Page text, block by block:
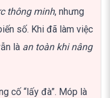
thông minh, nhưng
số. Khi đã làm việc
là an toàn khi nâng
cố “lấy đà”. Móp là